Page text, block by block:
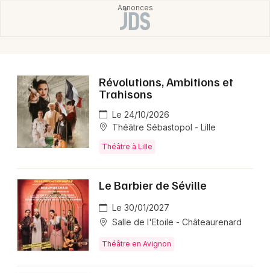
Révolutions, Ambitions et
Trahisons
Le 24/10/2026
Théâtre Sébastopol - Lille
Théâtre à Lille
Le Barbier de Séville
Le 30/01/2027
Salle de l'Etoile - Châteaurenard
Théâtre en Avignon